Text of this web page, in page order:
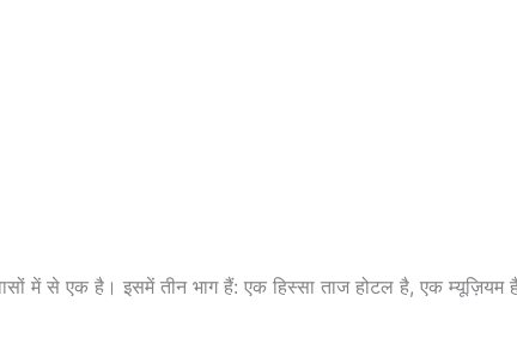
में से एक है। इसमें तीन भाग हैं: एक हिस्सा ताज होटल है, एक म्यूज़ियम है